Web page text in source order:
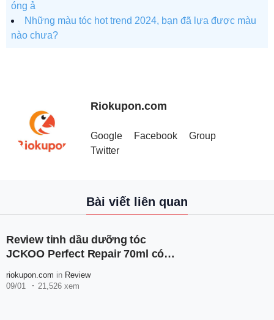
óng ả
Những màu tóc hot trend 2024, bạn đã lựa được màu
nào chưa?
Riokupon.com
Google Facebook
Group
Twitter
Bài viết liên quan
Review tinh dầu dưỡng tóc
JCKOO Perfect Repair 70ml có
bóng mượt???
riokupon.com in Review
09/01
21,526 xem